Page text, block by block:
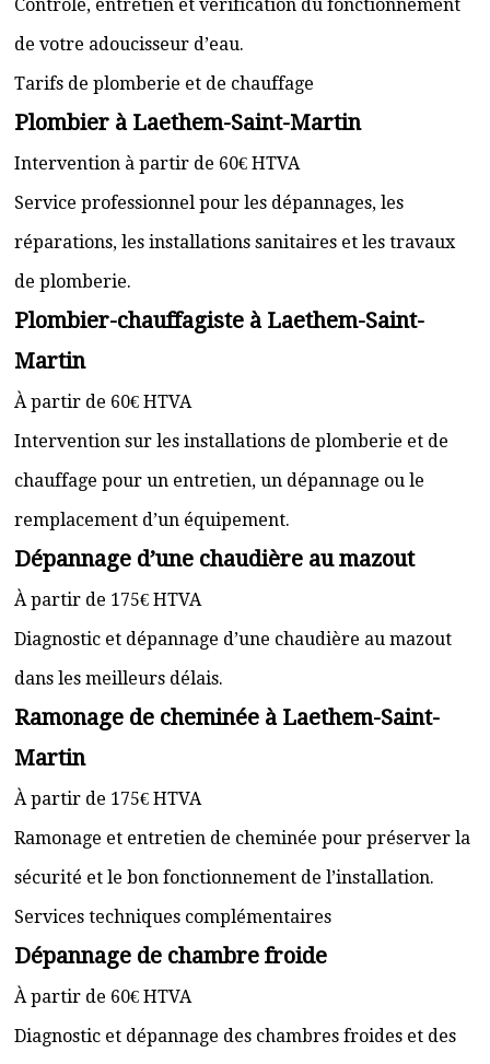
Contrôle, entretien et vérification du fonctionnement
de votre adoucisseur d’eau.
Tarifs de plomberie et de chauffage
Plombier à Laethem-Saint-Martin
Intervention à partir de 60€ HTVA
Service professionnel pour les dépannages, les
réparations, les installations sanitaires et les travaux
de plomberie.
Plombier-chauffagiste à Laethem-Saint-
Martin
À partir de 60€ HTVA
Intervention sur les installations de plomberie et de
chauffage pour un entretien, un dépannage ou le
remplacement d’un équipement.
Dépannage d’une chaudière au mazout
À partir de 175€ HTVA
Diagnostic et dépannage d’une chaudière au mazout
dans les meilleurs délais.
Ramonage de cheminée à Laethem-Saint-
Martin
À partir de 175€ HTVA
Ramonage et entretien de cheminée pour préserver la
sécurité et le bon fonctionnement de l’installation.
Services techniques complémentaires
Dépannage de chambre froide
À partir de 60€ HTVA
Diagnostic et dépannage des chambres froides et des